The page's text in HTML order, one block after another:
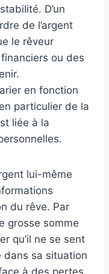
D’un
de l’argent
le rêveur
ou des
en fonction
particulier de la
liée à la
lui-même
du rêve. Par
grosse somme
qu’il ne se sent
dans sa situation